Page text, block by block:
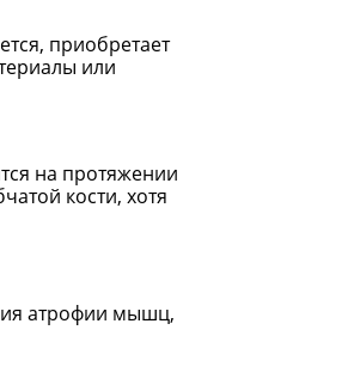
приобретает
или
на протяжении
кости, хотя
атрофии мышц,